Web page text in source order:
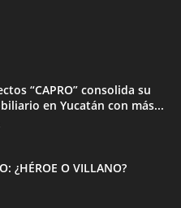
“CAPRO” consolida su
en Yucatán con más...
¿HÉROE O VILLANO?